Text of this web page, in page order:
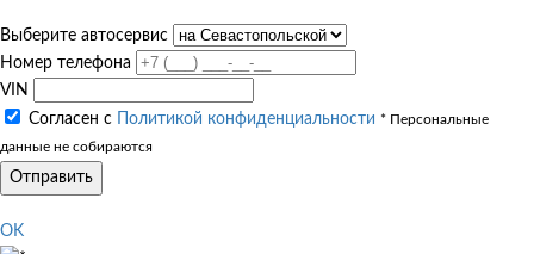
Выберите автосервис
Номер телефона
VIN
Согласен с
Политикой конфиденциальности * Персональные
данные не собираются
Отправить
OK